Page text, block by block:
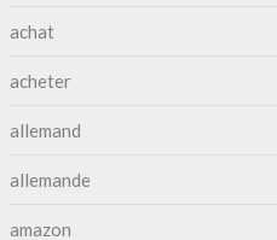
achat
acheter
allemand
allemande
amazon